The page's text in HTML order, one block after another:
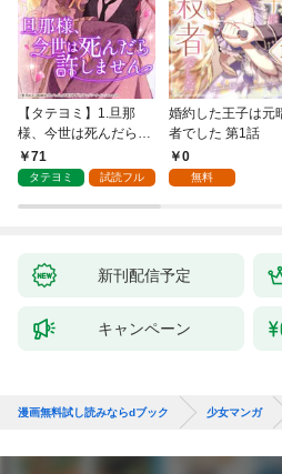
【タテヨミ】1.旦那
様、今世は死んだら許
しません
71
タテヨミ 試読フル
婚約した王子は元
者でした 第1話
0
無料
新刊配信予定
キャンペーン
漫画無料試し読みならdブック 少女マンガ